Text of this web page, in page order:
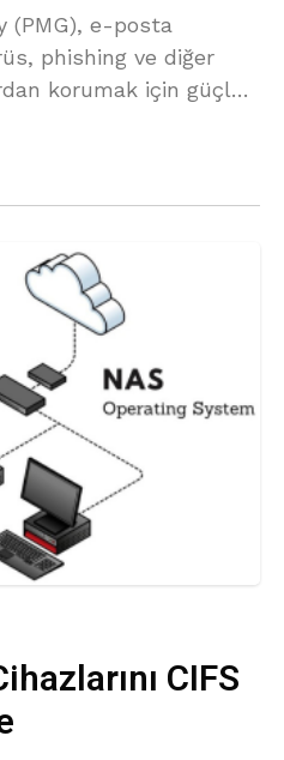
(PMG), e-posta
phishing ve diğer
korumak için güçlü
bazı güvenlik açıkları
CIFS